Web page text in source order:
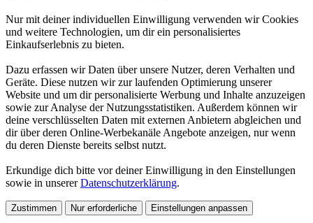
Nur mit deiner individuellen Einwilligung verwenden wir Cookies
und weitere Technologien, um dir ein personalisiertes
Einkaufserlebnis zu bieten.
Dazu erfassen wir Daten über unsere Nutzer, deren Verhalten und
Geräte. Diese nutzen wir zur laufenden Optimierung unserer
Website und um dir personalisierte Werbung und Inhalte anzuzeigen
sowie zur Analyse der Nutzungsstatistiken. Außerdem können wir
deine verschlüsselten Daten mit externen Anbietern abgleichen und
dir über deren Online-Werbekanäle Angebote anzeigen, nur wenn
du deren Dienste bereits selbst nutzt.
Erkundige dich bitte vor deiner Einwilligung in den Einstellungen
sowie in unsererDatenschutzerklärung.
Zustimmen Nur erforderliche Einstellungen anpassen